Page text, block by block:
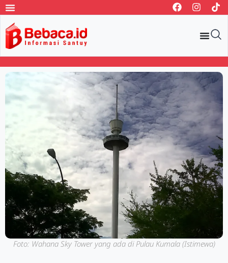
Foto: Wahana Sky Tower yang ada di Pulau Kumala (Istimewa)